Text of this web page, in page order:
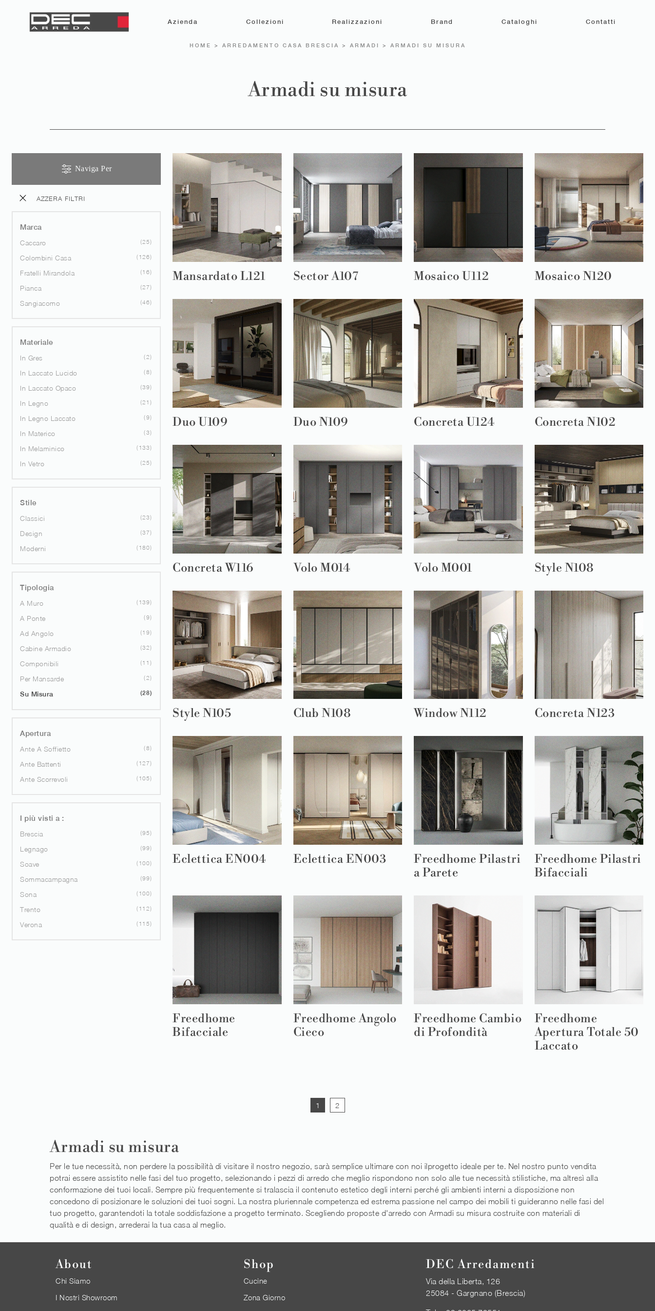
Azienda Collezioni Realizzazioni Brand Cataloghi Contatti
HOME > ARREDAMENTO CASA BRESCIA > ARMADI > ARMADI SU MISURA
Armadi su misura
Naviga Per
AZZERA FILTRI
Marca
Caccaro
25
Colombini Casa 126
Fratelli Mirandola 16
Pianca 27
Sangiacomo 46
Materiale
In Gres
2
In Laccato Lucido 8
In Laccato Opaco 39
In Legno 21
In Legno Laccato 9
In Materico 3
In Melaminico 133
In Vetro 25
Stile
Classici
23
Design 37
Moderni 180
Tipologia
A Muro
139
A Ponte 9
Ad Angolo 19
Cabine Armadio 32
Componibili 11
Per Mansarde 2
Su Misura 28
Apertura
Ante A Soffietto
8
Ante Battenti 127
Ante Scorrevoli 105
I più visti a :
Brescia
95
Legnago 99
Soave 100
Sommacampagna 99
Sona 100
Trento 112
Verona 115
Mansardato L121 Sector A107 Mosaico U112 Mosaico N120
Duo U109 Duo N109 Concreta U124 Concreta N102
Concreta W116 Volo M014 Volo M001 Style N108
Style N105 Club N108 Window N112 Concreta N123
Eclettica EN004 Eclettica EN003
Freedhome Pilastri
a Parete
Freedhome Pilastri
Bifacciali
Freedhome
Bifacciale
Freedhome Angolo
Cieco
Freedhome Cambio
di Profondità
Freedhome
Apertura Totale 50
Laccato
1 2
Armadi su misura
Per le tue necessità, non perdere la possibilità di visitare il nostro negozio, sarà semplice ultimare con noi ilprogetto ideale per te. Nel nostro punto vendita
potrai essere assistito nelle fasi del tuo progetto, selezionando i pezzi di arredo che meglio rispondono non solo alle tue necessità stilistiche, ma altresì alla
conformazione dei tuoi locali. Sempre più frequentemente si tralascia il contenuto estetico degli interni perché gli ambienti interni a disposizione non
concedono di posizionare le soluzioni dei tuoi sogni. La nostra pluriennale competenza ed estrema passione nel campo dei mobili ti guideranno nelle fasi del
tuo progetto, garantendoti la totale soddisfazione a progetto terminato. Scegliendo proposte d'arredo con Armadi su misura costruite con materiali di
qualità e di design, arrederai la tua casa al meglio.
About
Chi Siamo
I Nostri Showroom
Shop
Cucine
Zona Giorno
DEC Arredamenti
Via della Liberta, 126
25084 - Gargnano (Brescia)